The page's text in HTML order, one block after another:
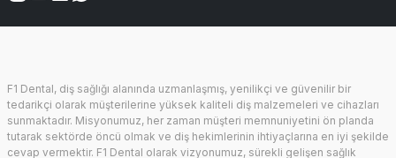
F1 Dental, diş sağlığı alanında uzmanlaşmış, yenilikçi ve güvenilir bir
tedarikçi olarak müşterilerine yüksek kaliteli diş malzemeleri ve cihazları
sunmaktadır. Misyonumuz, her zaman müşteri memnuniyetini ön planda
tutarak sektörde öncü olmak ve diş hekimlerinin ihtiyaçlarına en iyi şekilde
cevap vermektir. F1 Dental olarak vizyonumuz, sürekli gelişen sağlık